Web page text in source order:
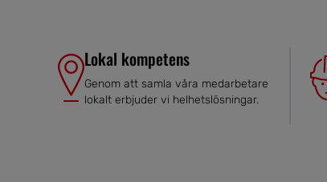
Lokal kompetens
Genom att samla våra medarbetare
lokalt erbjuder vi helhetslösningar.